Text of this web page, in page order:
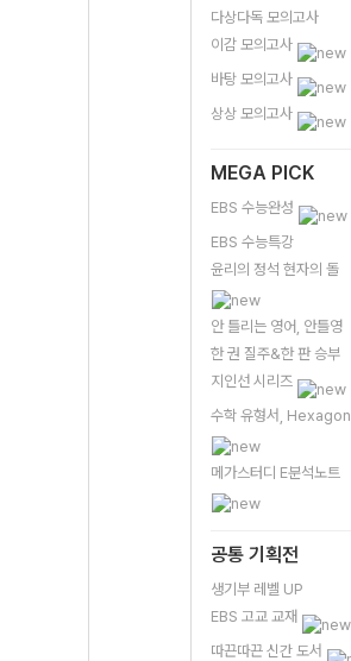
다상다독 모의고사
이감 모의고사
바탕 모의고사
상상 모의고사
MEGA PICK
EBS 수능완성
EBS 수능특강
윤리의 정석 현자의 돌
안 틀리는 영어, 안틀영
한 권 질주&한 판 승부
지인선 시리즈
수학 유형서, Hexagon
메가스터디 E분석노트
공통 기획전
생기부 레벨 UP
EBS 고교 교재
따끈따끈 신간 도서